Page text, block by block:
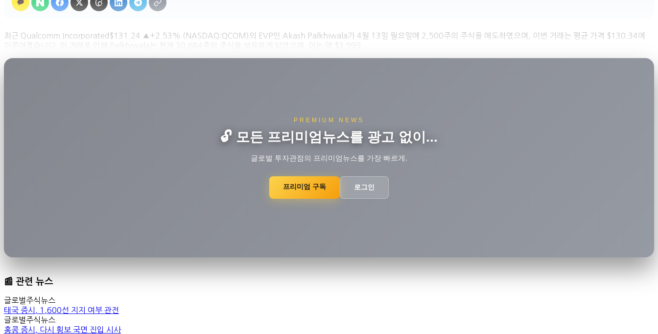
최근 Qualcomm Incorporated$131.24 ▲+2.53% (NASDAQ:QCOM)의 EVP인 Akash Palkhiwala가 4월 13일 월요일에 2,500주의 주식을 매도하였으며, 이번 거래는 평균 가격 $130.34에
이루어졌습니다. 이 거래로 인해 Palkhiwala는 현재 30,684주의 주식을 보유하게 되었으며, 이는 약 $3,999...
PREMIUM NEWS
🔓 모든 프리미엄뉴스를 광고 없이...
글로벌 투자관점의 프리미엄뉴스를 가장 빠르게.
프리미엄 구독 로그인
📰 관련 뉴스
글로벌주식뉴스
태국 증시, 1,600선 지지 여부 관전
글로벌주식뉴스
홍콩 증시, 다시 횡보 국면 진입 시사